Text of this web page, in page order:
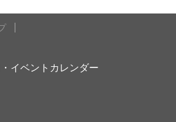
イベントカレンダー